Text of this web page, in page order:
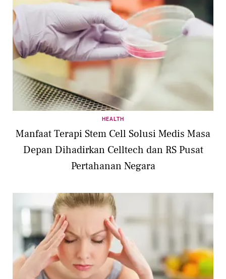
HEALTH
Manfaat Terapi Stem Cell Solusi Medis Masa
Depan Dihadirkan Celltech dan RS Pusat
Pertahanan Negara